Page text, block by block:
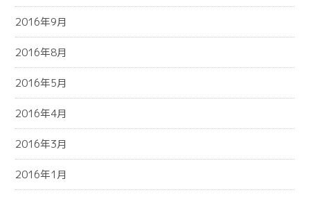
2016年9月
2016年8月
2016年5月
2016年4月
2016年3月
2016年1月